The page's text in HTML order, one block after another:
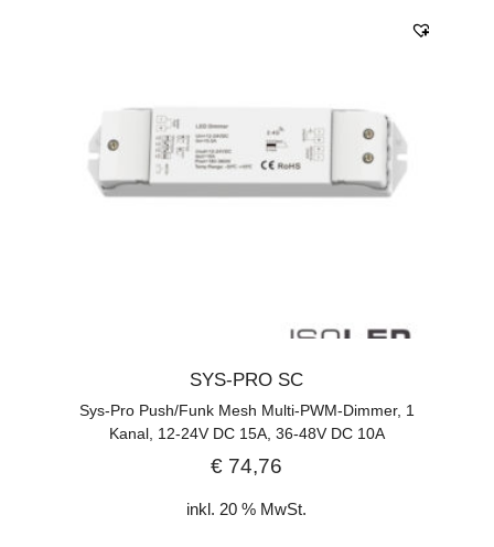
SYS-PRO SC
Sys-Pro Push/Funk Mesh Multi-PWM-Dimmer, 1
Kanal, 12-24V DC 15A, 36-48V DC 10A
€ 74,76
inkl. 20 % MwSt.